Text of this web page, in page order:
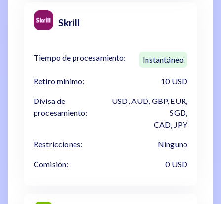
Skrill
Tiempo de procesamiento: Instantáneo
Retiro mínimo: 10 USD
Divisa de
procesamiento:
USD, AUD, GBP, EUR,
SGD,
CAD, JPY
Restricciones: Ninguno
Comisión: 0 USD